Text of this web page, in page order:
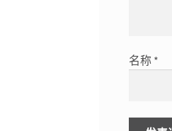
名称 *